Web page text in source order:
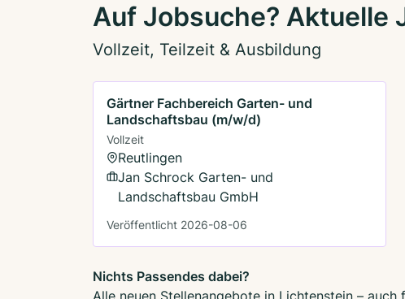
Auf Jobsuche? Aktuelle
Vollzeit, Teilzeit & Ausbildung
Gärtner Fachbereich Garten- und
Landschaftsbau (m/w/d)
Vollzeit
Reutlingen
Jan Schrock Garten- und
Landschaftsbau GmbH
Veröffentlicht 2026-08-06
Nichts Passendes dabei?
Alle neuen Stellenangebote in Lichtenstein –